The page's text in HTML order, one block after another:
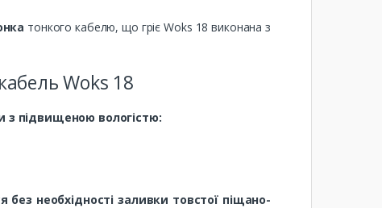
тонкого кабелю, що гріє Woks 18 виконана з
Woks 18
з підвищеною вологістю:
без необхідності заливки товстої піщано-